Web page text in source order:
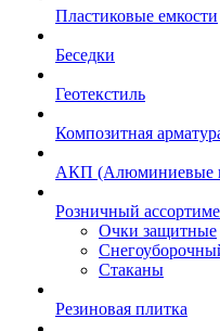
Пластиковые емкости
Беседки
Геотекстиль
Композитная
АКП (Алюминиевые
Розничный
Очки защитные
Стаканы
Резиновая плитка